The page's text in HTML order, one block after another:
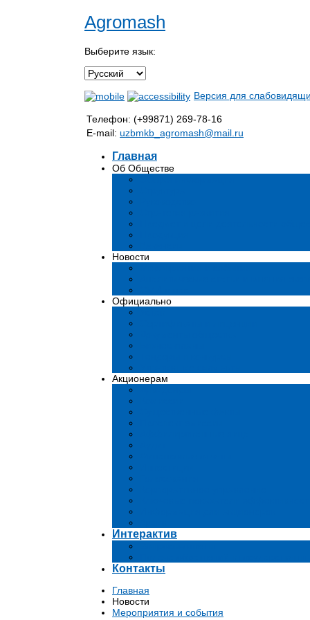
Agromash
Выберите язык:
Версия для
Телефон: (+99871) 269-78-16
E-mail: uzbmkb_agromash@mail.ru
Главная
Об Обществе
Новости
Официально
Акционерам
Интерактив
Контакты
Главная
Новости
Мероприятия и события